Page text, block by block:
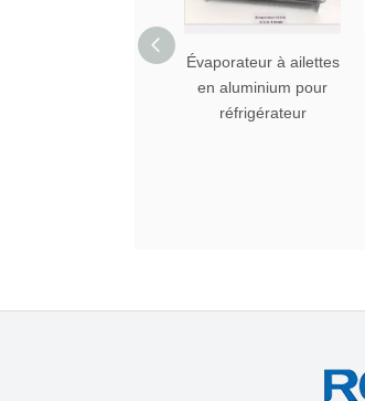
Évaporateur à ailettes
en aluminium pour
réfrigérateur